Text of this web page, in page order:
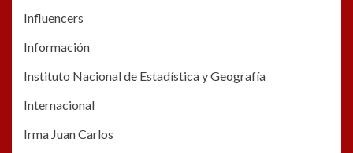
Influencers
Información
Instituto Nacional de Estadística y Geografía
Internacional
Irma Juan Carlos